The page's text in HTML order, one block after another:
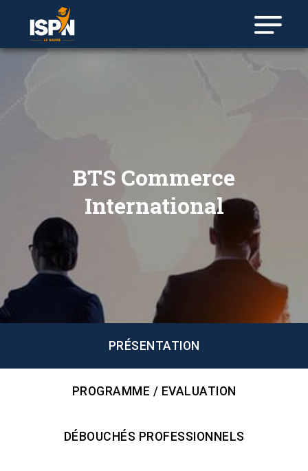
BTS Commerce
International
PRÉSENTATION
PROGRAMME / EVALUATION
DÉBOUCHÉS PROFESSIONNELS